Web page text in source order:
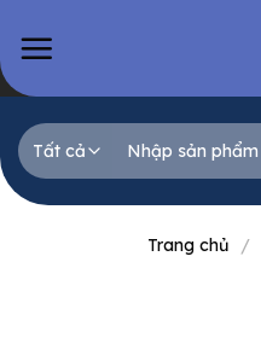
content
kiếm:
Trang chủ /